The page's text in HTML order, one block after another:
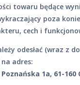
towaru będące
poza
cech i
odesłać (wraz z
adres:
1a, 61-160